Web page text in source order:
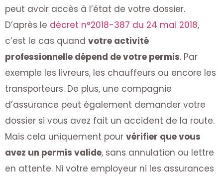
peut avoir accès à l’état de votre dossier.
D’après le décret n°2018-387 du 24 mai 2018,
c’est le cas quand votre activité
professionnelle dépend de votre permis. Par
exemple les livreurs, les chauffeurs ou encore les
transporteurs. De plus, une compagnie
d’assurance peut également demander votre
dossier si vous avez fait un accident de la route.
Mais cela uniquement pour vérifier que vous
avez un permis valide, sans annulation ou lettre
en attente. Ni votre employeur ni les assurances